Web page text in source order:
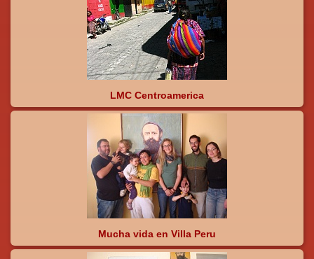
LMC Centroamerica
Mucha vida en Villa Peru